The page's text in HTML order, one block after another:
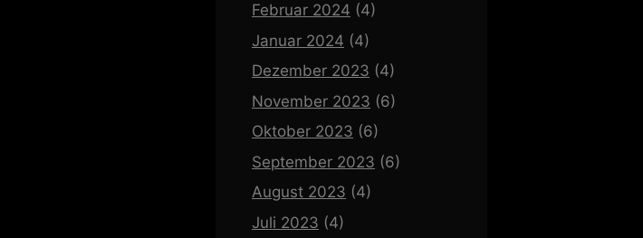
Februar 2024 (4)
Januar 2024 (4)
Dezember 2023 (4)
November 2023 (6)
Oktober 2023 (6)
September 2023 (6)
August 2023 (4)
Juli 2023 (4)